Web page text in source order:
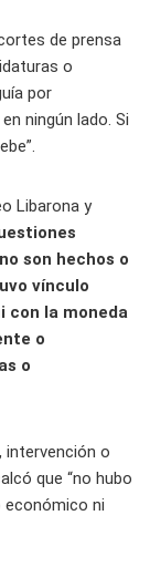
de prensa
o
por
ningún lado. Si
Libarona y
son hechos o
vínculo
con la moneda
o
o
intervención o
que “no hubo
económico ni